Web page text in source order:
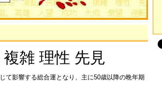
雑 理性 先見
て影響する総合運となり、主に50歳以降の晩年期